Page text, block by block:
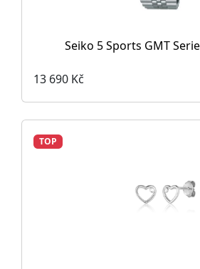
Seiko 5 Sports GMT
13 690 Kč
TOP